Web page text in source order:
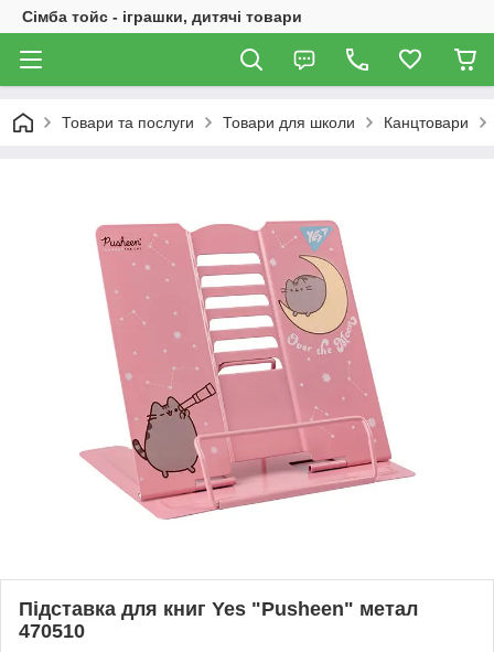
Сімба тойс - іграшки, дитячі товари
Товари та послуги Товари для школи Канцтовари
Підставка для книг Yes "Pusheen" метал
470510